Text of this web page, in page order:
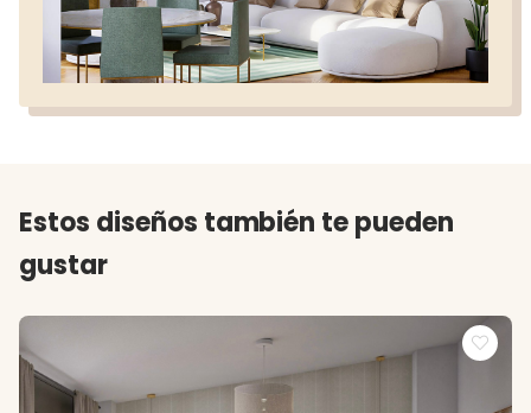
Estos diseños también te pueden
gustar